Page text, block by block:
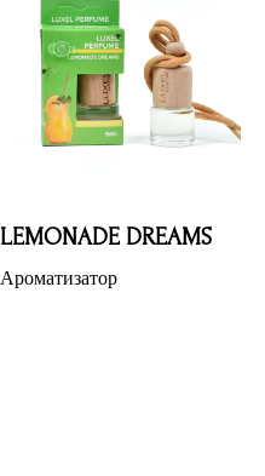
LEMONADE DREAMS
Ароматизатор